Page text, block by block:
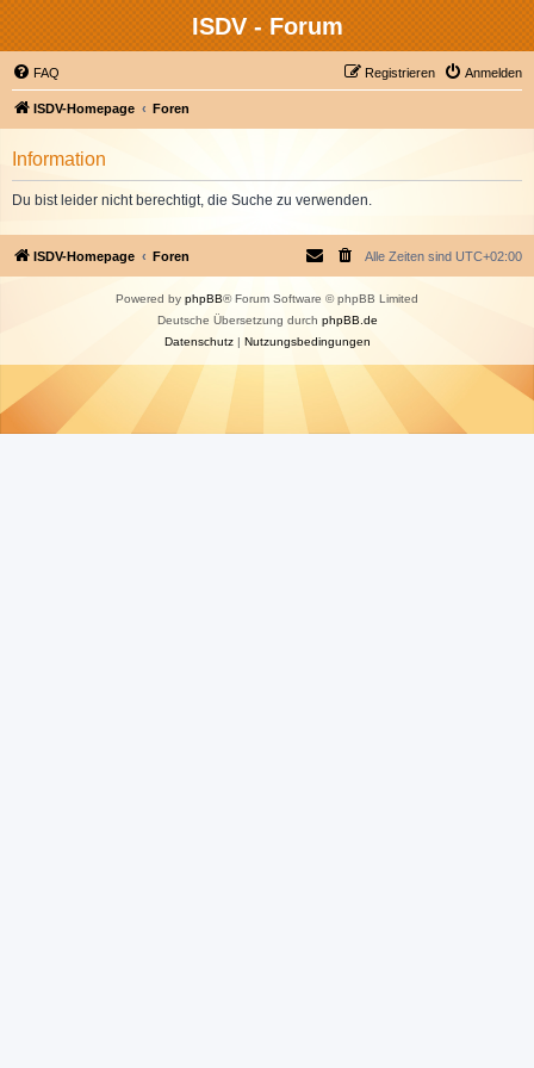
ISDV - Forum
FAQ Anmelden
Registrieren
ISDV-Homepage Foren
Information
Du bist leider nicht berechtigt, die Suche zu verwenden.
ISDV-Homepage Foren Alle Zeiten sind UTC+02:00
Powered by phpBB® Forum Software © phpBB Limited
Deutsche Übersetzung durch phpBB.de
Datenschutz| Nutzungsbedingungen